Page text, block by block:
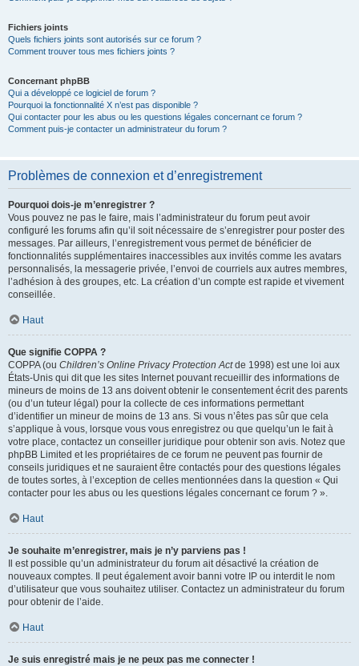
Fichiers joints
Quels fichiers joints sont autorisés sur ce forum ?
Comment trouver tous mes fichiers joints ?
Concernant phpBB
Qui a développé ce logiciel de forum ?
Pourquoi la fonctionnalité X n’est pas disponible ?
Qui contacter pour les abus ou les questions légales concernant ce forum ?
Comment puis-je contacter un administrateur du forum ?
Problèmes de connexion et d’enregistrement
Pourquoi dois-je m’enregistrer ?
Vous pouvez ne pas le faire, mais l’administrateur du forum peut avoir
configuré les forums afin qu’il soit nécessaire de s’enregistrer pour poster des
messages. Par ailleurs, l’enregistrement vous permet de bénéficier de
fonctionnalités supplémentaires inaccessibles aux invités comme les avatars
personnalisés, la messagerie privée, l’envoi de courriels aux autres membres,
l’adhésion à des groupes, etc. La création d’un compte est rapide et vivement
conseillée.
Haut
Que signifie COPPA ?
COPPA (ou Children’s Online Privacy Protection Actde 1998) est une loi aux
États-Unis qui dit que les sites Internet pouvant recueillir des informations de
mineurs de moins de 13 ans doivent obtenir le consentement écrit des parents
(ou d’un tuteur légal) pour la collecte de ces informations permettant
d’identifier un mineur de moins de 13 ans. Si vous n’êtes pas sûr que cela
s’applique à vous, lorsque vous vous enregistrez ou que quelqu’un le fait à
votre place, contactez un conseiller juridique pour obtenir son avis. Notez que
phpBB Limited et les propriétaires de ce forum ne peuvent pas fournir de
conseils juridiques et ne sauraient être contactés pour des questions légales
de toutes sortes, à l’exception de celles mentionnées dans la question « Qui
contacter pour les abus ou les questions légales concernant ce forum ? ».
Haut
Je souhaite m’enregistrer, mais je n’y parviens pas !
Il est possible qu’un administrateur du forum ait désactivé la création de
nouveaux comptes. Il peut également avoir banni votre IP ou interdit le nom
d’utilisateur que vous souhaitez utiliser. Contactez un administrateur du forum
pour obtenir de l’aide.
Haut
Je suis enregistré mais je ne peux pas me connecter !